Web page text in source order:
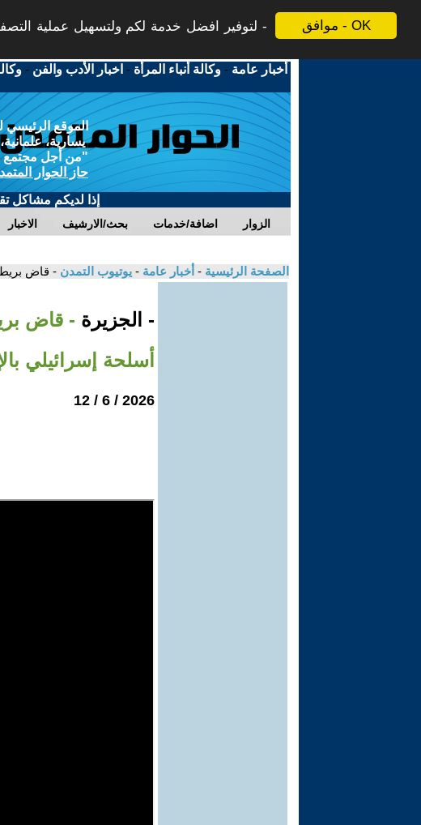
موافق - OK
لتوفير افضل خدمة لكم ولتسهيل عملية
أخبار عامة -وكالة أنباء المرأة - اخبار الأدب والفن -
الموقع
يسارية،
"من أجل مجتمع
حاز الحوار
إذا لديكم مشاكل
الاخبار بحث/الارشيف اضافة/خدمات الزوار
الصفحة الرئيسية - أخبار عامة - يوتيوب التمدن - قاض
- الجزيرة - قاض
أسلحة إسرائيلي
2026 / 6 / 12